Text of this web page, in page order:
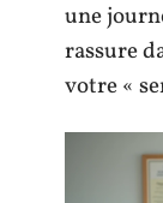
une
rassure
votre «